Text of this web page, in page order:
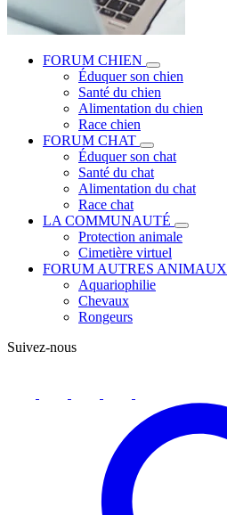
FORUM CHIEN
Éduquer son chien
Santé du chien
Alimentation du chien
Race chien
FORUM CHAT
Éduquer son chat
Santé du chat
Alimentation du chat
Race chat
LA COMMUNAUTÉ
Protection animale
Cimetière virtuel
FORUM AUTRES ANIMAUX
Aquariophilie
Chevaux
Rongeurs
Suivez-nous